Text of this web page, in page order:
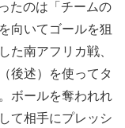
たのは「チームの
向いてゴールを狙
た南アフリカ戦、
後述）を使ってタ
ボールを奪われれ
て相手にプレッシ